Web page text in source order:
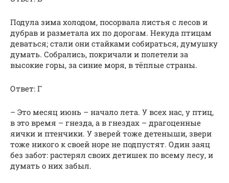
Подула зима холодом, посорвала листья с лесов и
дубрав и разметала их по дорогам. Некуда птицам
деваться; стали они стайками собираться, думушку
думать. Собрались, покричали и полетели за
высокие горы, за синие моря, в тёплые страны.
Ответ: Г
– Это месяц июнь – начало лета. У всех нас, у птиц,
в это время – гнезда, а в гнездах – драгоценные
яички и птенчики. У зверей тоже детеныши, звери
тоже никого к своей норе не подпустят. Один заяц
без забот: растерял своих детишек по всему лесу, и
думать о них забыл.